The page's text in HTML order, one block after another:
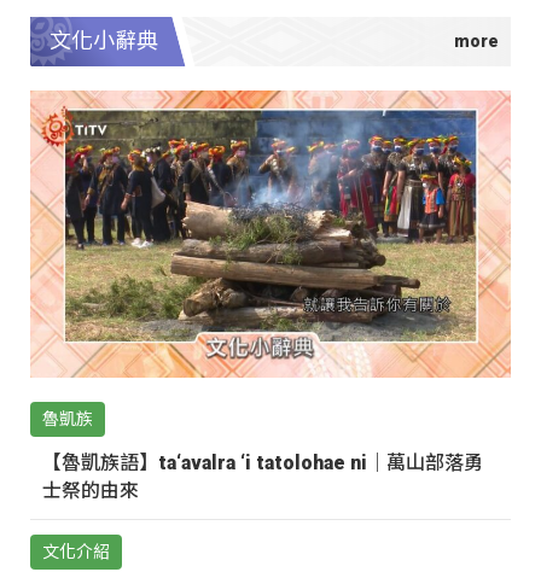
文化小辭典
魯凱族
【魯凱族語】ta‘avalra ‘i tatolohae ni｜萬山部落勇
士祭的由來
文化介紹